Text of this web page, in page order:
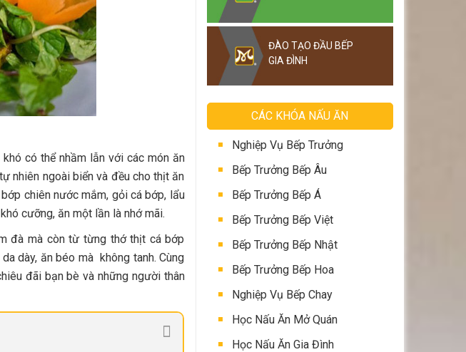
có thể nhầm lẫn với các món ăn
nhiên ngoài biển và đều cho thịt ăn
chiên nước mắm, gỏi cá bớp, lẩu
cưỡng, ăn một lần là nhớ mãi.
đà mà còn từ từng thớ thịt cá bớp
dày, ăn béo mà không tanh. Cùng
đãi bạn bè và những người thân
ĐÀO TẠO ĐẦU BẾP
GIA ĐÌNH
CÁC KHÓA NẤU ĂN
Nghiệp Vụ Bếp Trưởng
Bếp Trưởng Bếp Âu
Bếp Trưởng Bếp Á
Bếp Trưởng Bếp Việt
Bếp Trưởng Bếp Nhật
Bếp Trưởng Bếp Hoa
Nghiệp Vụ Bếp Chay
Học Nấu Ăn Mở Quán
Học Nấu Ăn Gia Đình